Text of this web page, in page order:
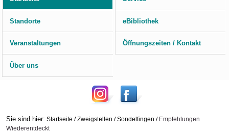
Standorte eBibliothek
Veranstaltungen Öffnungszeiten / Kontakt
Über uns
Sie sind hier: Startseite /Zweigstellen /Sondelfingen / Empfehlungen
Wiederentdeckt